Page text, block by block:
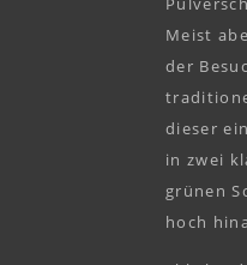
Meist
der
dieser
in zwei
grünen
hoch